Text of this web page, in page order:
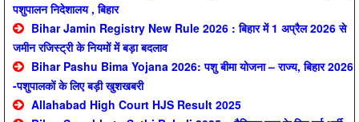
पशुपालन निदेशालय , बिहार
Bihar Jamin Registry New Rule 2026 : बिहार में 1 अप्रैल 2026 से
जमीन रजिस्ट्री के नियमों में बड़ा बदलाव
Bihar Pashu Bima Yojana 2026: पशु बीमा योजना – राज्य, बिहार 2026
-पशुपालकों के लिए बड़ी खुशखबरी
Allahabad High Court HJS Result 2025